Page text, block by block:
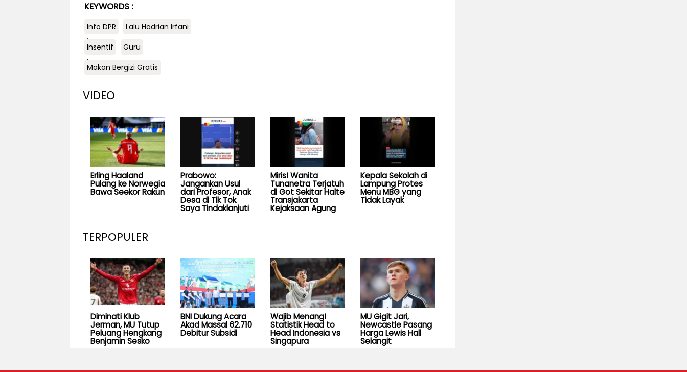
KEYWORDS :
Info DPR
Lalu Hadrian Irfani
.
Insentif
Guru
.
Makan Bergizi Gratis
VIDEO
Erling Haaland
Pulang ke Norwegia
Bawa Seekor Rakun
Prabowo:
Jangankan Usul
dari Profesor, Anak
Desa di Tik Tok
Saya Tindaklanjuti
Miris! Wanita
Tunanetra Terjatuh
di Got Sekitar Halte
Transjakarta
Kejaksaan Agung
Kepala Sekolah di
Lampung Protes
Menu MBG yang
Tidak Layak
TERPOPULER
Diminati Klub
Jerman, MU Tutup
Peluang Hengkang
Benjamin Sesko
BNI Dukung Acara
Akad Massal 62.710
Debitur Subsidi
Wajib Menang!
Statistik Head to
Head Indonesia vs
Singapura
MU Gigit Jari,
Newcastle Pasang
Harga Lewis Hall
Selangit